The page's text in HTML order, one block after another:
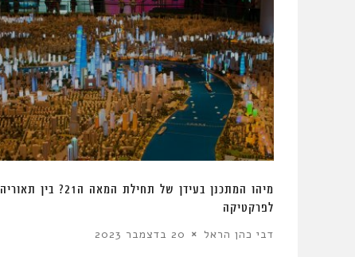
מיהו המתכנן בעידן של תחילת המאה ה21? בין תאוריה
לפרקטיקה
דבי כהן הראל 20 בדצמבר 2023